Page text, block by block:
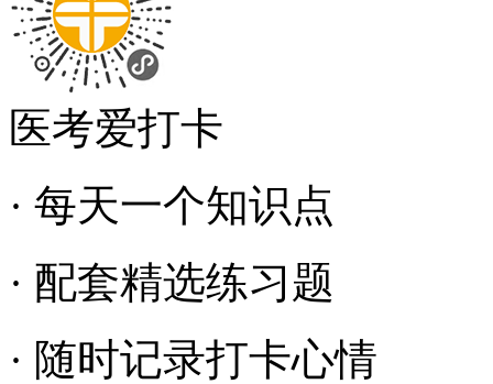
医考爱打卡
· 每天一个知识点
· 配套精选练习题
· 随时记录打卡心情